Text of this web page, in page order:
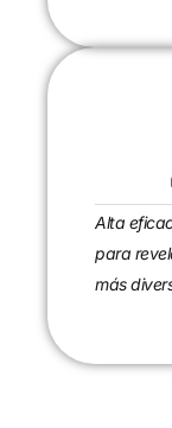
Alta
para
más